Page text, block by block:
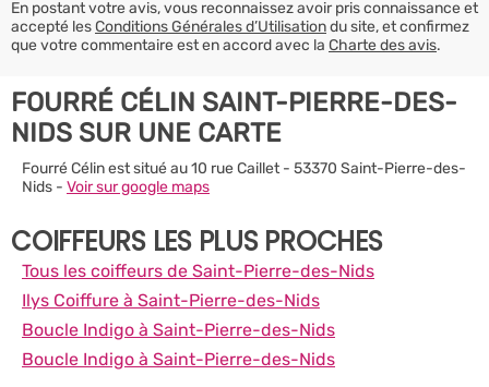
En postant votre avis, vous reconnaissez avoir pris connaissance et
accepté lesConditions Générales d’Utilisationdu site, et confirmez
que votre commentaire est en accord avec la Charte des avis.
FOURRÉ CÉLIN SAINT-PIERRE-DES-
NIDS SUR UNE CARTE
Fourré Célin est situé au 10 rue Caillet - 53370 Saint-Pierre-des-
Nids - Voir sur google maps
COIFFEURS LES PLUS PROCHES
Tous les coiffeurs de Saint-Pierre-des-Nids
Ilys Coiffure à Saint-Pierre-des-Nids
Boucle Indigo à Saint-Pierre-des-Nids
Boucle Indigo à Saint-Pierre-des-Nids